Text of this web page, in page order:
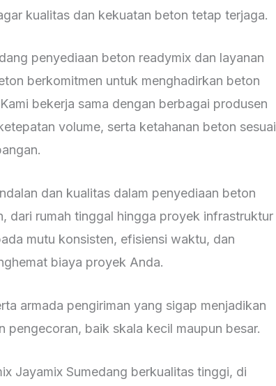
kualitas dan kekuatan beton tetap terjaga.
penyediaan beton readymix dan layanan
berkomitmen untuk menghadirkan beton
bekerja sama dengan berbagai produsen
volume, serta ketahanan beton sesuai
dan kualitas dalam penyediaan beton
dari rumah tinggal hingga proyek infrastruktur
mutu konsisten, efisiensi waktu, dan
biaya proyek Anda.
armada pengiriman yang sigap menjadikan
baik skala kecil maupun besar.
Jayamix Sumedang berkualitas tinggi, di